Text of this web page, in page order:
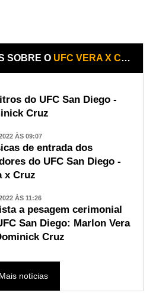
SOBRE O UFC VERA X CRUZ
do UFC San Diego -
Cruz
ÀS 09:07
de entrada dos
do UFC San Diego -
x Cruz
ÀS 11:26
a pesagem cerimonial
San Diego: Marlon Vera
Cruz
Mais notícias